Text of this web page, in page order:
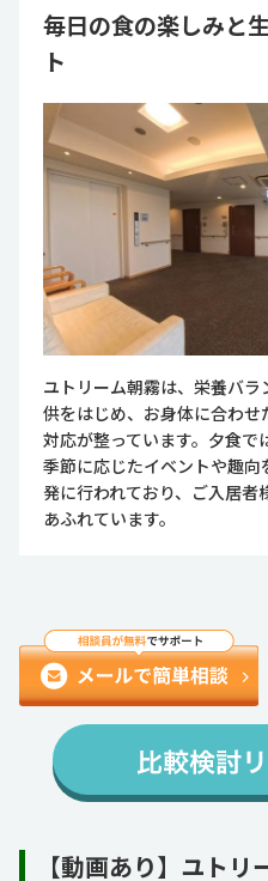
毎日の食の楽しみと
ト
ユトリーム朝霧は、栄養バ
供をはじめ、お身体に合わ
対応が整っています。夕食で
季節に応じたイベントや趣
発に行われており、ご入居
あふれています。
【動画あり】ユト